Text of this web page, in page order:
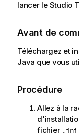
lancer le Studio
Avant de
Téléchargez et
Java que vous
Procédure
Allez à la
fichier .ini